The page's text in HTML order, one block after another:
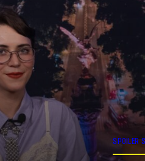
SPOILER